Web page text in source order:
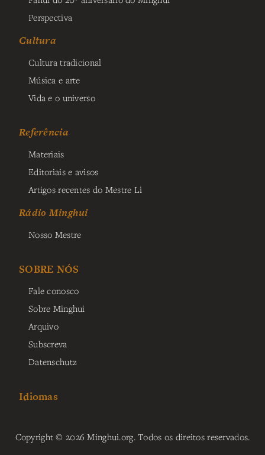
Perspectiva
Cultura
Cultura tradicional
Música e arte
Vida e o universo
Referência
Materiais
Editoriais e avisos
Artigos recentes do Mestre Li
Rádio Minghui
Nosso Mestre
SOBRE NÓS
Fale conosco
Sobre Minghui
Arquivo
Subscreva
Datenschutz
Idiomas
Copyright © 2026 Minghui.org. Todos os direitos reservados.